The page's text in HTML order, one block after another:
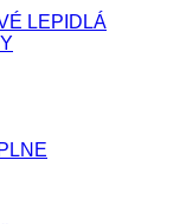
LEPIDLÁ